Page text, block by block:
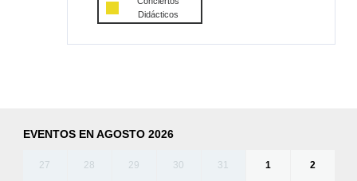
Didácticos
EVENTOS EN AGOSTO 2026
27 28 29 30 31 1 2